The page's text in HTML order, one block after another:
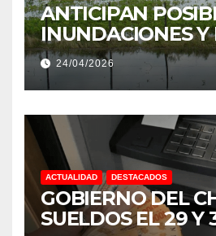
ANTICIPAN
INUNDACIONES Y
EXTREMOS:
NIÑO MUY
24/04/2026
ACTUALIDAD DESTACADOS
GOBIERNO DEL
SUELDOS EL 29 Y